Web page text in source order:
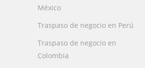
México
Traspaso de negocio en Perú
Traspaso de negocio en
Colombia